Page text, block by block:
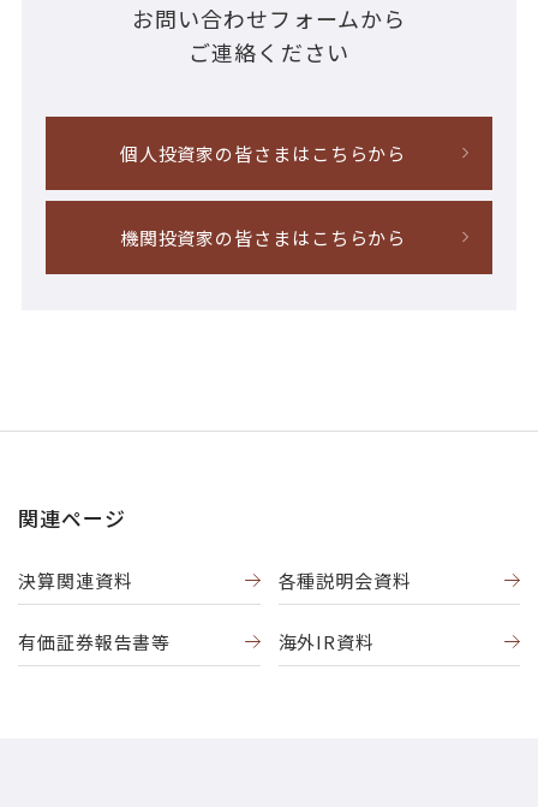
お問い合わせフォームから
ご連絡ください
個人投資家の皆さまはこちらから
機関投資家の皆さまはこちらから
関連ページ
決算関連資料 各種説明会資料
有価証券報告書等 海外IR資料